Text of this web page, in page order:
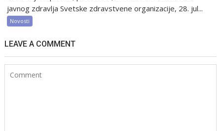
javnog zdravlja Svetske zdravstvene organizacije, 28. jul...
Novosti
LEAVE A COMMENT